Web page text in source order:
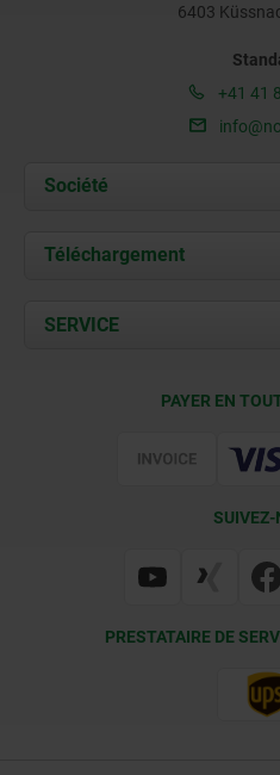
6403
+41 41
Société
À propos de nous
Contact
Téléchargement
Documents
SERVICE
PAYER EN
SUIVEZ-
PRESTATAIRE DE